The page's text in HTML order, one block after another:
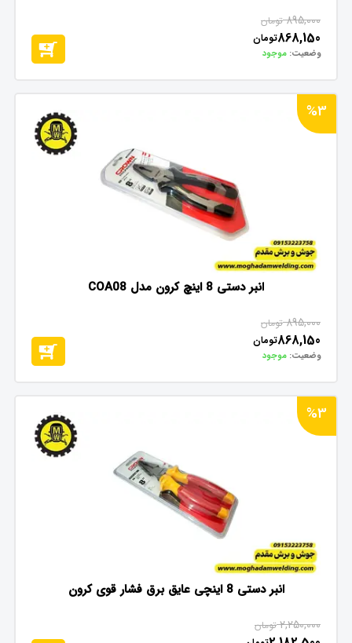
895,000 تومان
868,150تومان
وضعیت: موجود
%3
انبر دستی 8 اینچ کرون مدل COA08
895,000 تومان
868,150تومان
وضعیت: موجود
%3
انبر دستی 8 اینچی عایق برق فشار قوی کرون
2,250,000 تومان